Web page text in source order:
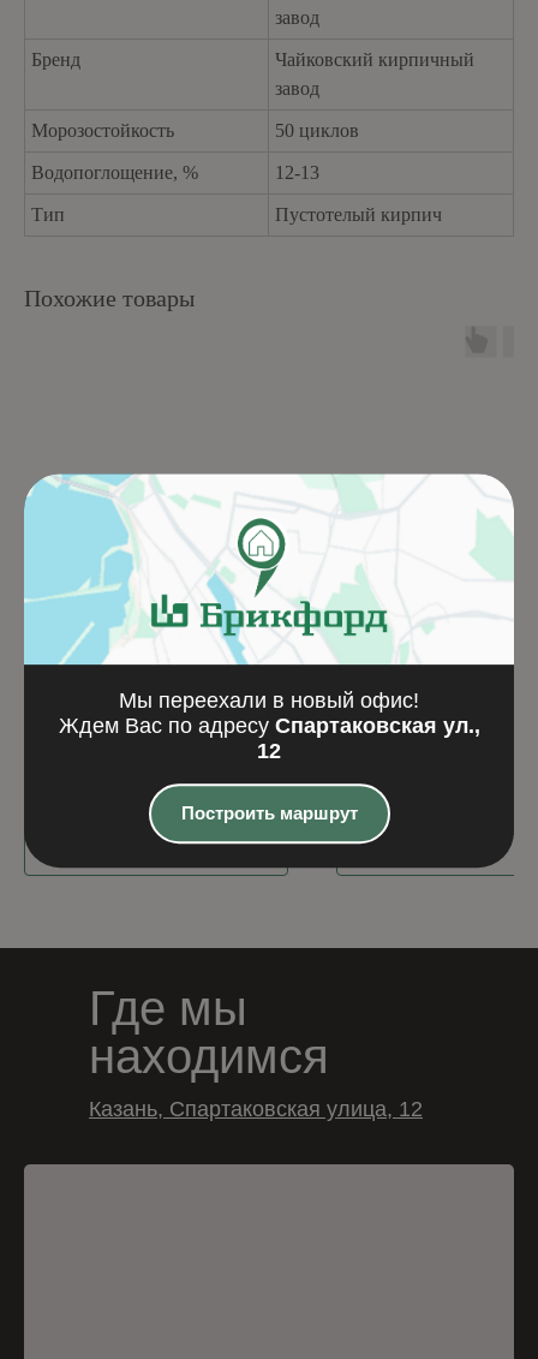
завод
Бренд
Чайковский кирпичный
завод
Морозостойкость 50 циклов
Водопоглощение, % 12-13
Тип Пустотелый кирпич
Похожие товары
Кирпич рядовой
керамический
утолщенный М150-М175
ГОСТ 530-2012
Подробнее
KERAKAM Vent —
раза экономичнее
Где мы
находимся
Казань, Спартаковская улица, 12
Мы переехали в новый офис!
Ждем Вас по адресу Спартаковская ул.,
12
Построить маршрут